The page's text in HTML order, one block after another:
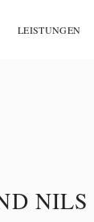
LEISTUNGEN
NILS